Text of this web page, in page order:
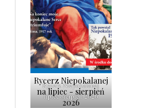
Rycerz Niepokalanej
lipiec-sierpień 2026
Rycerz Niepokalanej
na lipiec - sierpień
2026